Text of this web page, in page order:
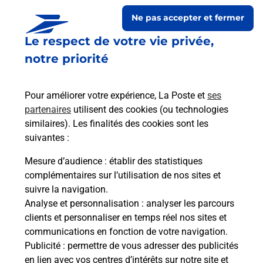
Le respect de votre vie privée,
notre priorité
Pour améliorer votre expérience, La Poste et ses
partenaires utilisent des cookies (ou technologies
similaires). Les finalités des cookies sont les
suivantes :
Mesure d’audience : établir des statistiques
complémentaires sur l’utilisation de nos sites et
suivre la navigation.
Analyse et personnalisation : analyser les parcours
clients et personnaliser en temps réel nos sites et
communications en fonction de votre navigation.
Publicité : permettre de vous adresser des publicités
en lien avec vos centres d’intérêts sur notre site et
Ne pas accepter et fermer
Collecte du courrier aujourd'hui à 09h00
1127 Rue Du Leman
74140 Chens Sur Leman
Itinéraire
Le lien s'ouvre dans un nouvel onglet